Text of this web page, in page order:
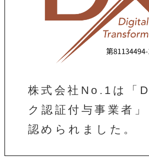
株式会社No.1は「
ク認証付与事業者」
認められました。